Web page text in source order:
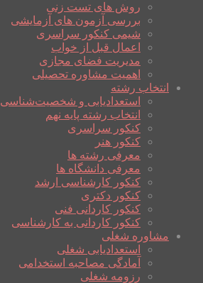
روش های تست زنی
بررسی آزمون های آزمایشی
شیمی کنکور سراسری
اعمال قبل از خواب
مدیریت فضای مجازی
اهمیت مشاوره تحصیلی
انتخاب رشته
استعدادیابی و شخصیت‌شناسی
انتخاب رشته پایه نهم
کنکور سراسری
کنکور هنر
معرفی رشته ها
معرفی دانشگاه ها
کنکور کارشناسی ارشد
کنکور دکتری
کنکور کاردانی فنی
کنکور کاردانی به کارشناسی
مشاوره شغلی
استعدادیابی شغلی
آمادگی مصاحبه استخدامی
رزومه شغلی